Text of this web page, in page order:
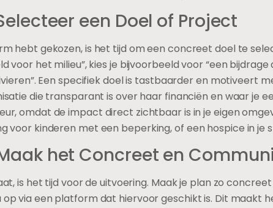
een Doel of Project
hebt gekozen, is het tijd om een concreet doel te
voor het milieu”, kies je bijvoorbeeld voor “een
Een specifiek doel is tastbaarder en motiveert
die transparant is over haar financiën en waar je
omdat de impact direct zichtbaar is in je eigen
voor kinderen met een beperking, of een hospice in je
het Concreet en
is het tijd voor de uitvoering. Maak je plan zo
via een platform dat hiervoor geschikt is. Dit maakt